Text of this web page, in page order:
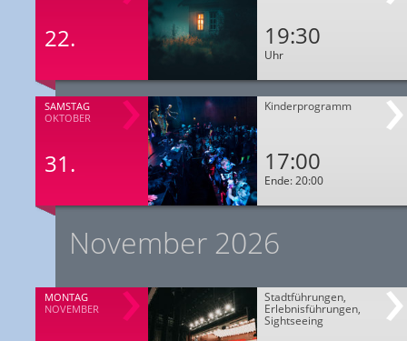
22. 19:30
Uhr
SAMSTAG
OKTOBER
31.
Kinderprogramm
17:00
Ende: 20:00
November 2026
MONTAG
NOVEMBER
Stadtführungen,
Erlebnisführungen,
Sightseeing